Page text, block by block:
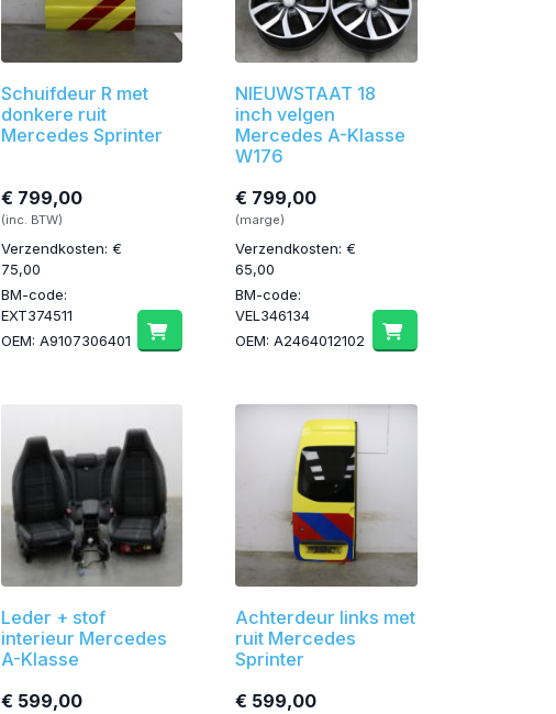
Schuifdeur R met
donkere ruit
Mercedes Sprinter
€ 799,00
(inc. BTW)
Verzendkosten: €
75,00
BM-code:
EXT374511
OEM: A9107306401
NIEUWSTAAT 18
inch velgen
Mercedes A-Klasse
W176
€ 799,00
(marge)
Verzendkosten: €
65,00
BM-code:
VEL346134
OEM: A2464012102
Leder + stof
interieur Mercedes
A-Klasse
€ 599,00
Achterdeur links met
ruit Mercedes
Sprinter
€ 599,00